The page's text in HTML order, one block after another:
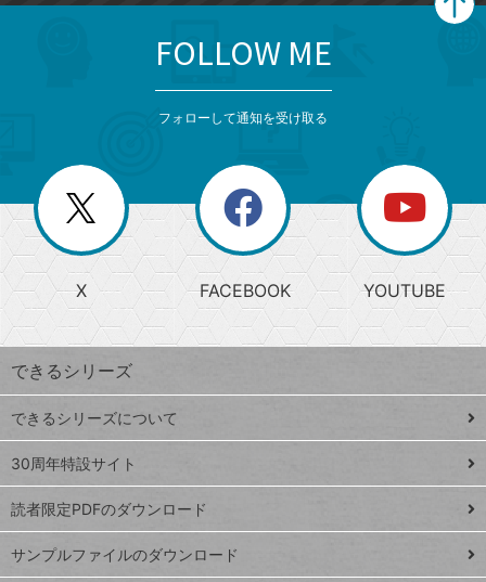
じ
る
search
検
索
上
昇
ワ
ー
ド
Google
スプレ
ッドシ
ート
iPhone
VLOOKUP
閉
じ
る
ー
か
ら
探
す
ト
ッ
プ
ペ
ジ
FOLLOW ME
フォローして通知を受け取る
X FACEBOOK YOUTUBE
できるシリーズ
できるシリーズについて
30周年特設サイト
読者限定PDFのダウンロード
サンプルファイルのダウンロード